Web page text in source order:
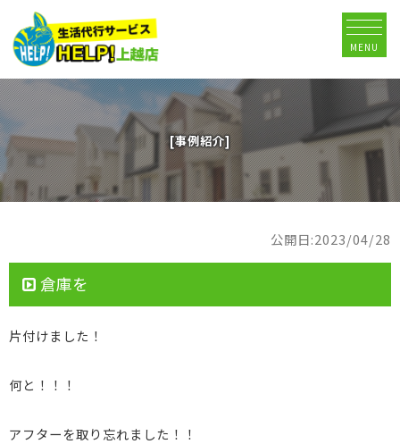
MENU
[事例紹介]
公開日:2023/04/28
倉庫を
片付けました！
何と！！！
アフターを取り忘れました！！